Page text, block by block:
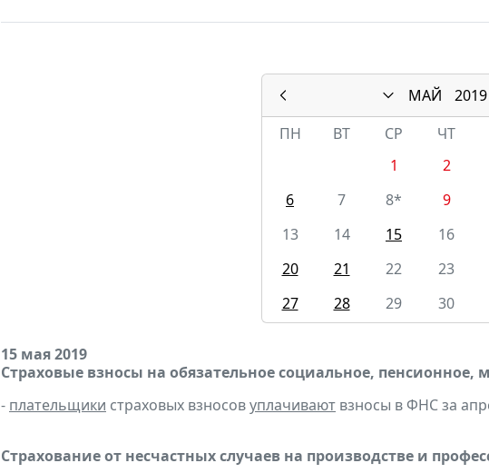
МАЙ
2019
ПН
ВТ СР ЧТ
1
2
6
7 8* 9
13
14 15 16
20
21 22 23
27
28 29 30
15 мая 2019
Страховые взносы на обязательное социальное, пенсионное,
- плательщики страховых взносовуплачивают взносы в ФНС за
Страхование от несчастных случаев на производстве и